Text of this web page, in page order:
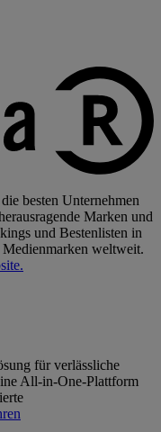
besten Unternehmen
Marken und
und Bestenlisten in
weltweit.
für verlässliche
All-in-One-Plattform